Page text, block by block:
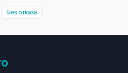
Без отказа